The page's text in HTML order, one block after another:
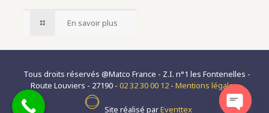
En savoir plus
Tous droits réservés @Matco France - Z.I. n°1 les Fontenelles -
Route Louviers - 27190 -02 32 30 00 12 -Mentions légales-
Site réalisé parEventtex